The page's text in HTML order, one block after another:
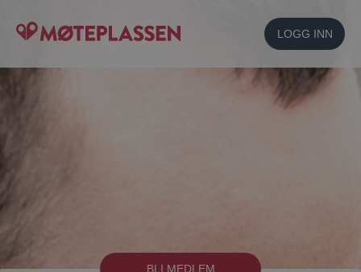
LOGG INN
BLI MEDLEM